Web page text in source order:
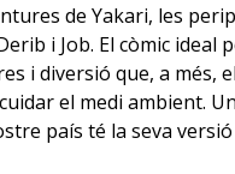
de Yakari, les
i Job. El còmic ideal
i diversió que, a més,
el medi ambient.
país té la seva versió